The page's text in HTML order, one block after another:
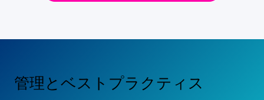
管理とベストプラクティス